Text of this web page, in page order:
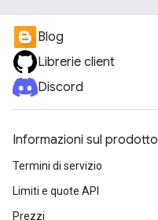
Blog
Librerie client
Discord
Informazioni sul prodotto
Termini di servizio
Limiti e quote API
Prezzi